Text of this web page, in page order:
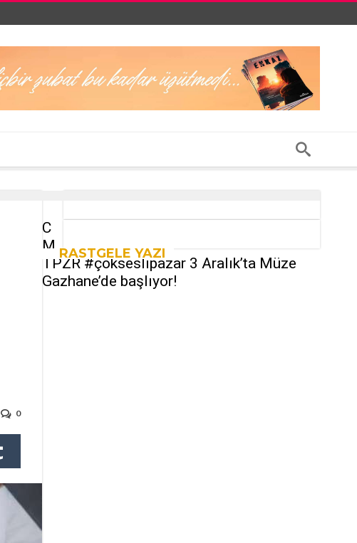
0
RASTGELE YAZI
C
M
TPZR #çokseslipazar 3 Aralık’ta Müze
Gazhane’de başlıyor!